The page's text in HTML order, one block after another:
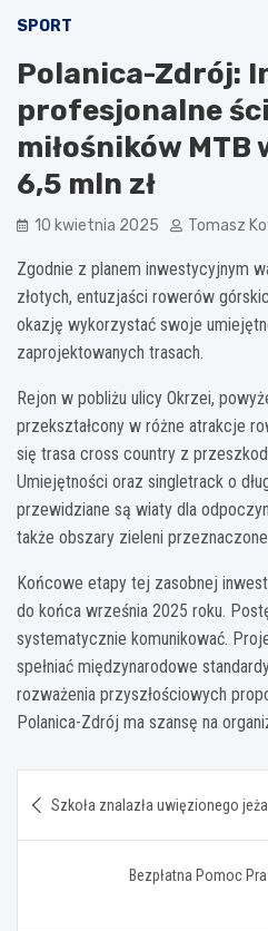
SPORT
Polanica-Zdrój:
profesjonalne
miłośników
6,5 mln zł
10 kwietnia 2025 Tomasz
Zgodnie z planem inwestycyjnym
złotych, entuzjaści rowerów
okazję wykorzystać swoje
zaprojektowanych trasach.
Rejon w pobliżu ulicy Okrzei,
przekształcony w różne atrakcje
się trasa cross country z
Umiejętności oraz singletrack o
przewidziane są wiaty dla
także obszary zieleni
Końcowe etapy tej zasobnej
do końca września 2025 roku.
systematycznie komunikować.
spełniać międzynarodowe
rozważenia przyszłościowych
Polanica-Zdrój ma szansę na
wpisu
Szkoła znalazła uwięzionego
Bezpłatna Pomoc